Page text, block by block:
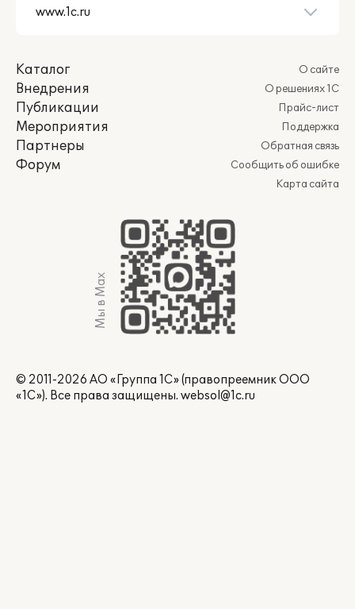
Каталог
Внедрения
Публикации
Мероприятия
Партнеры
Форум
О сайте
О решениях 1С
Прайс-лист
Поддержка
Обратная связь
Сообщить об ошибке
Карта сайта
Мы в Max
© 2011-2026 АО «Группа 1С» (правопреемник ООО
«1С»). Все права защищены. websol@1c.ru